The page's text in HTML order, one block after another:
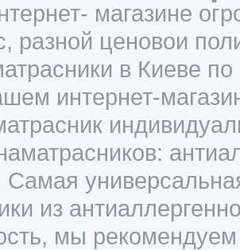
магазине
разной ценовои
в Киеве
интернет-
Самая
из
мы